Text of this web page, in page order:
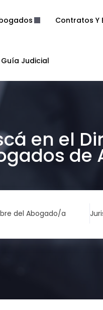
Contratos Y
Guía Judicial
en el
de
del Abogado/a